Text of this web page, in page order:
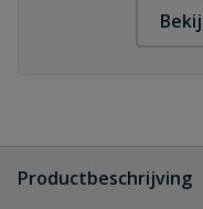
Productbeschrijving